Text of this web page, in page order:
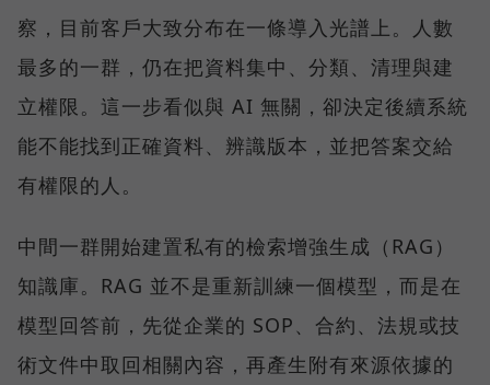
察，目前客戶大致分布在一條導入光譜上。人數
最多的一群，仍在把資料集中、分類、清理與建
立權限。這一步看似與 AI 無關，卻決定後續系統
能不能找到正確資料、辨識版本，並把答案交給
有權限的人。
中間一群開始建置私有的檢索增強生成（RAG）
知識庫。RAG 並不是重新訓練一個模型，而是在
模型回答前，先從企業的 SOP、合約、法規或技
術文件中取回相關內容，再產生附有來源依據的